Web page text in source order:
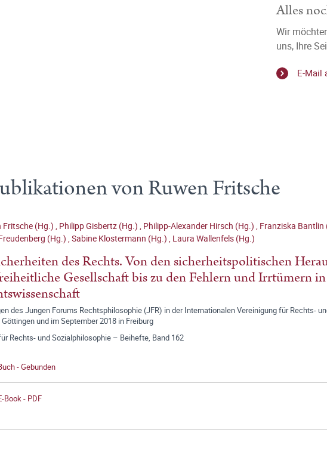
Alles
Wir
uns, Ihre
E-Mail
von Ruwen Fritsche
Fritsche (Hg.) , Philipp Gisbertz (Hg.) , Philipp-Alexander Hirsch (Hg.) , Franziska Bantlin
(Hg.) ,Sabine Klostermann (Hg.) , Laura Wallenfels (Hg.)
des Rechts. Von den sicherheitspolitischen
Gesellschaft bis zu den Fehlern und Irrtümern
des Jungen Forums Rechtsphilosophie (JFR) in der Internationalen Vereinigung für Rechts-
und im September 2018 in Freiburg
Rechts- und Sozialphilosophie – Beihefte, Band 162
- Gebunden
Book - PDF